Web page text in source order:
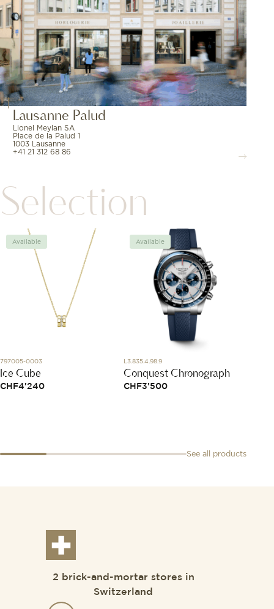
Lausanne Palud
Lionel Meylan SA
Place de la Palud 1
1003 Lausanne
+41 21 312 68 86
Selection
Available
797005-0003
Ice Cube
CHF4'240
Available
L3.835.4.98.9
Conquest Chronograph
CHF3'500
See all products
2 brick-and-mortar stores in
Switzerland